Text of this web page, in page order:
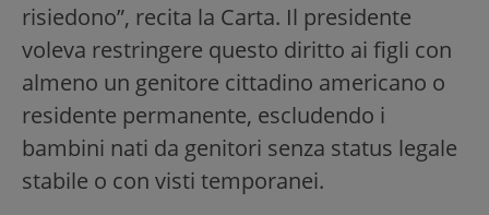
risiedono”, recita la Carta. Il presidente
voleva restringere questo diritto ai figli con
almeno un genitore cittadino americano o
residente permanente, escludendo i
bambini nati da genitori senza status legale
stabile o con visti temporanei.